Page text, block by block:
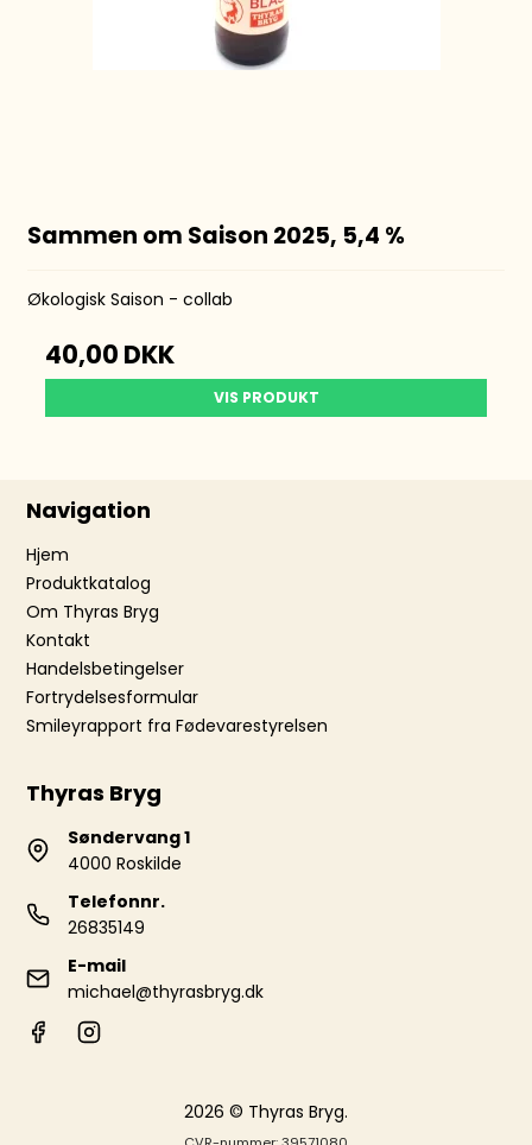
Sammen om Saison 2025, 5,4 %
Økologisk Saison - collab
40,00 DKK
VIS PRODUKT
Navigation
Hjem
Produktkatalog
Om Thyras Bryg
Kontakt
Handelsbetingelser
Fortrydelsesformular
Smileyrapport fra Fødevarestyrelsen
Thyras Bryg
Søndervang 1
4000 Roskilde
Telefonnr.
26835149
E-mail
michael@thyrasbryg.dk
2026 © Thyras Bryg.